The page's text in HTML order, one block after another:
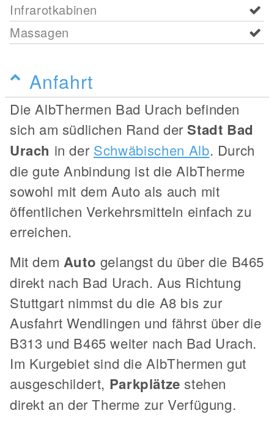
Infrarotkabinen
Massagen
Anfahrt
Die AlbThermen Bad Urach befinden
sich am südlichen Rand der Stadt Bad
Urach in der Schwäbischen Alb. Durch
die gute Anbindung ist die AlbTherme
sowohl mit dem Auto als auch mit
öffentlichen Verkehrsmitteln einfach zu
erreichen.
Mit dem Auto gelangst du über die B465
direkt nach Bad Urach. Aus Richtung
Stuttgart nimmst du die A8 bis zur
Ausfahrt Wendlingen und fährst über die
B313 und B465 weiter nach Bad Urach.
Im Kurgebiet sind die AlbThermen gut
ausgeschildert, Parkplätze stehen
direkt an der Therme zur Verfügung.